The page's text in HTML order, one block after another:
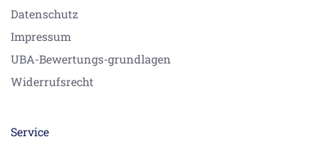
Datenschutz
Impressum
UBA-Bewertungs-grundlagen
Widerrufsrecht
Service